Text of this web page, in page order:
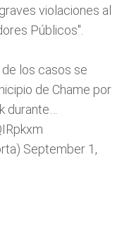
violaciones al
Públicos".
los casos se
de Chame por
durante…
September 1,